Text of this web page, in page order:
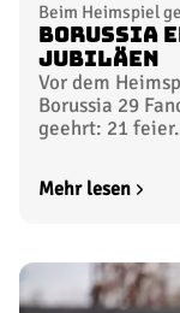
Beim Heimspiel
Borussia
Jubiläen
Vor dem
Borussia 29
geehrt: 21
Mehr lesen